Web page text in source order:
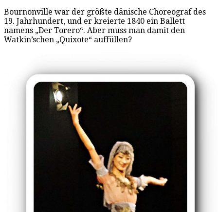
Bournonville war der größte dänische Choreograf des
19. Jahrhundert, und er kreierte 1840 ein Ballett
namens „Der Torero“. Aber muss man damit den
Watkin’schen „Quixote“ auffüllen?